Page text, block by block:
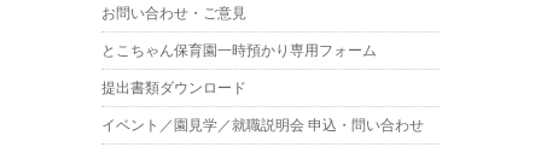
お問い合わせ・ご意見
とこちゃん保育園一時預かり専用フォーム
提出書類ダウンロード
イベント／園見学／就職説明会 申込・問い合わせ